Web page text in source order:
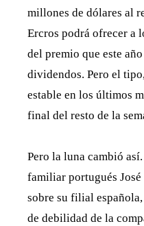
millones de dólares al
Ercros podrá ofrecer a
del premio que este
dividendos. Pero el
estable en los últimos
final del resto de la
Pero la luna cambió
familiar portugués
sobre su filial
de debilidad de la